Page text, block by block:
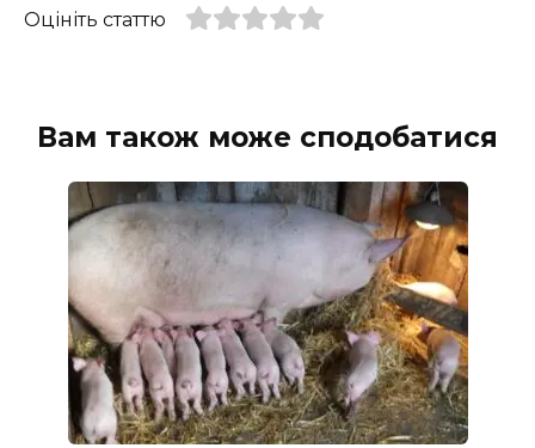
Оцініть статтю
Вам також може сподобатися